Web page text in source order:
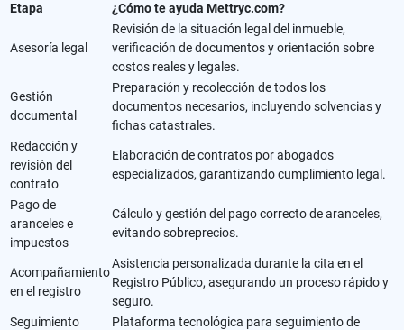
Etapa ¿Cómo te ayuda Mettryc.com?
Asesoría legal
Revisión de la situación legal del inmueble,
verificación de documentos y orientación sobre
costos reales y legales.
Gestión
documental
Preparación y recolección de todos los
documentos necesarios, incluyendo solvencias y
fichas catastrales.
Redacción y
revisión del
contrato
Elaboración de contratos por abogados
especializados, garantizando cumplimiento legal.
Pago de
aranceles e
impuestos
Cálculo y gestión del pago correcto de aranceles,
evitando sobreprecios.
Acompañamiento
en el registro
Asistencia personalizada durante la cita en el
Registro Público, asegurando un proceso rápido y
seguro.
Seguimiento
Plataforma tecnológica para seguimiento de